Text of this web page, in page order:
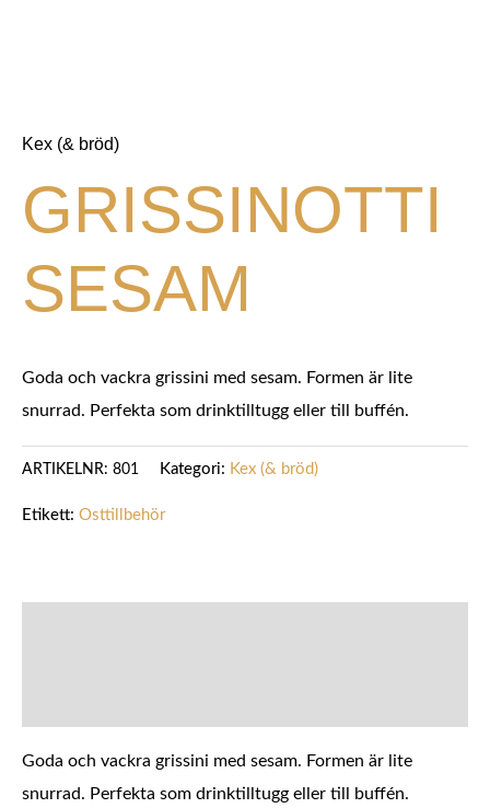
Kex (& bröd)
GRISSINOTTI
SESAM
Goda och vackra grissini med sesam. Formen är lite
snurrad. Perfekta som drinktilltugg eller till buffén.
ARTIKELNR: 801 Kategori: Kex (& bröd)
Etikett: Osttillbehör
Goda och vackra grissini med sesam. Formen är lite
snurrad. Perfekta som drinktilltugg eller till buffén.